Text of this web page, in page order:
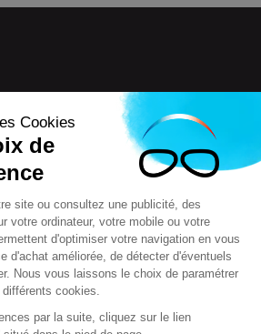
2018 Mentions légales
de vente (CGV)
F.A.Q & questions
Règlement jeux concours
Cookies
de
site ou consultez une publicité, des
votre ordinateur, votre mobile ou votre
d'optimiser votre navigation en vous
d'achat améliorée, de détecter d'éventuels
Nous vous laissons le choix de paramétrer
cookies.
par la suite, cliquez sur le lien